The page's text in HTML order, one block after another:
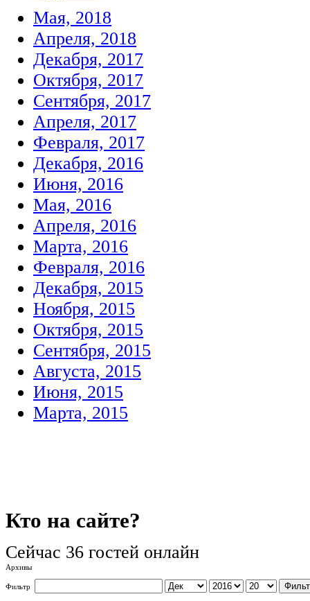
Мая, 2018
Апреля, 2018
Декабря, 2017
Октября, 2017
Сентября, 2017
Апреля, 2017
Февраля, 2017
Декабря, 2016
Июня, 2016
Мая, 2016
Апреля, 2016
Марта, 2016
Февраля, 2016
Декабря, 2015
Ноября, 2015
Октября, 2015
Сентября, 2015
Августа, 2015
Июня, 2015
Марта, 2015
Кто на сайте?
Сейчас 36 гостей онлайн
Архивы
Фильтр